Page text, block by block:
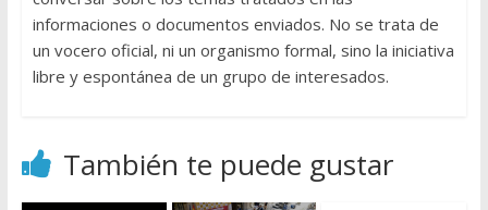
informaciones o documentos enviados. No se trata de
un vocero oficial, ni un organismo formal, sino la iniciativa
libre y espontánea de un grupo de interesados.
También te puede gustar